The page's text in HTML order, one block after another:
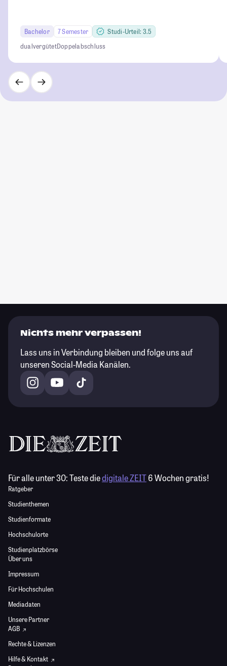
Bachelor 7 Semester
Studi-Urteil: 3.5
dualvergütetDoppelabschluss
Nichts mehr verpassen!
Lass uns in Verbindung bleiben und folge uns auf
unseren Social-Media Kanälen.
Für alle unter 30:Teste diedigitale ZEIT6 Wochen gratis!
Ratgeber
Studienthemen
Studienformate
Hochschulorte
Studienplatzbörse
Über uns
Impressum
Für Hochschulen
Mediadaten
Unsere Partner
AGB
Rechte & Lizenzen
Hilfe & Kontakt